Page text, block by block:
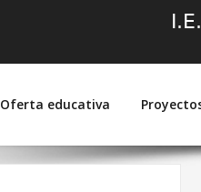
Oferta educativa